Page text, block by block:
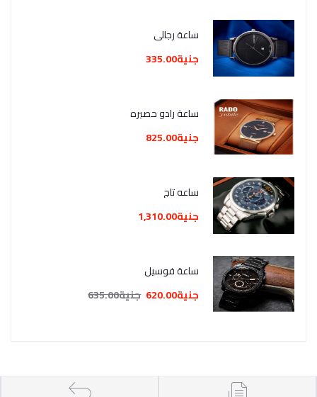
ساعة رجالي
جنية335.00
ساعة رادو حصيره
جنية825.00
ساعه تاج
جنية1,310.00
ساعة فوسيل
جنية620.00
جنية635.00